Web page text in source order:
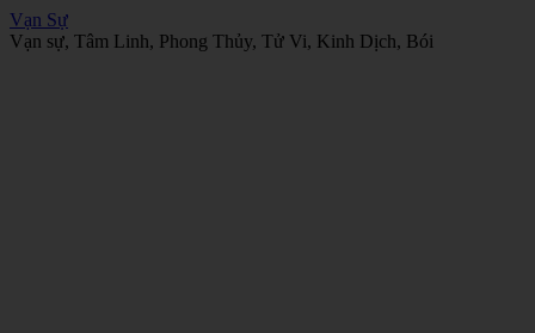
Vạn Sự
Vạn sự, Tâm Linh, Phong Thủy, Tử Vi, Kinh Dịch, Bói